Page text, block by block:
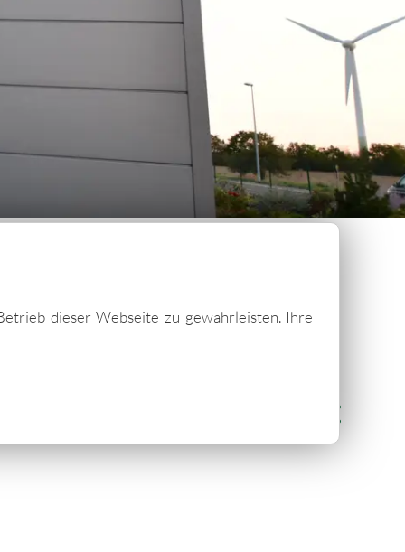
für
- zum Beispiel in:
dieser Webseite zu gewährleisten. Ihre